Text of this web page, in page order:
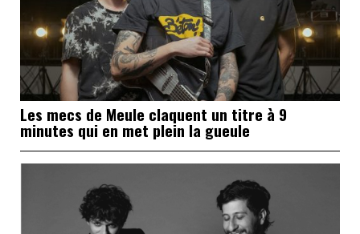
Les mecs de Meule claquent un titre à 9
minutes qui en met plein la gueule